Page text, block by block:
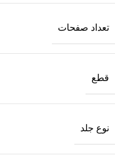
تعداد صفحات
قطع
نوع جلد